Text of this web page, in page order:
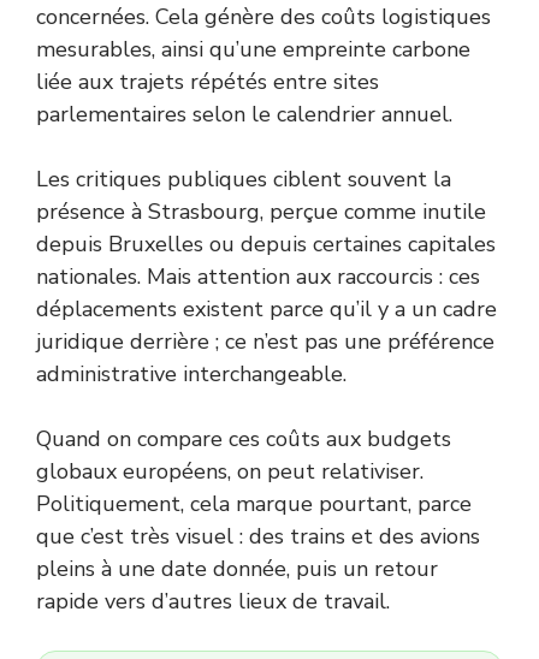
concernées. Cela génère des coûts logistiques
mesurables, ainsi qu’une empreinte carbone
liée aux trajets répétés entre sites
parlementaires selon le calendrier annuel.
Les critiques publiques ciblent souvent la
présence à Strasbourg, perçue comme inutile
depuis Bruxelles ou depuis certaines capitales
nationales. Mais attention aux raccourcis : ces
déplacements existent parce qu’il y a un cadre
juridique derrière ; ce n’est pas une préférence
administrative interchangeable.
Quand on compare ces coûts aux budgets
globaux européens, on peut relativiser.
Politiquement, cela marque pourtant, parce
que c’est très visuel : des trains et des avions
pleins à une date donnée, puis un retour
rapide vers d’autres lieux de travail.